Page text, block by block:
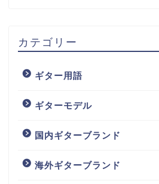
カテゴリー
ギター用語
ギターモデル
国内ギターブランド
海外ギターブランド